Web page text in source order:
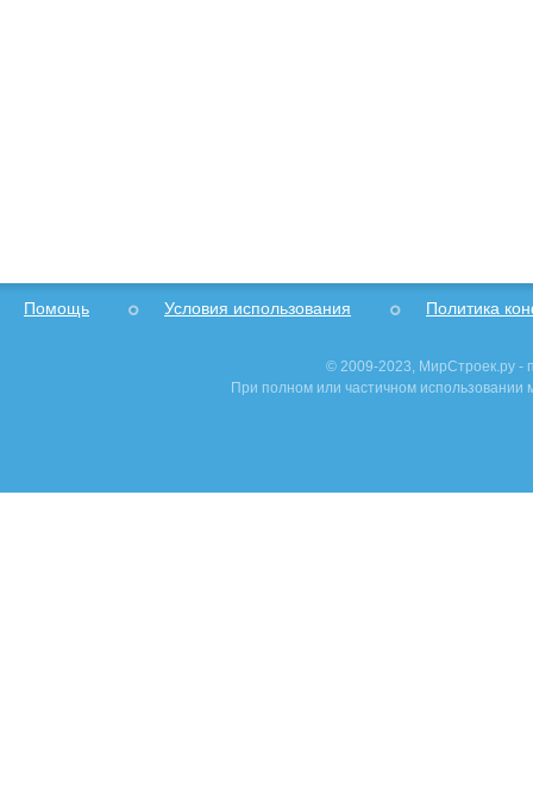
Помощь Условия использования Политика
© 2009-2023, МирСтроек.ру -
При полном или частичном использовании